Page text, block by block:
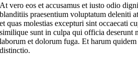
At vero eos et accusamus et iusto odio
blanditiis praesentium voluptatum deleniti
et quas molestias excepturi sint occaecati
similique sunt in culpa qui officia deserunt
laborum et dolorum fuga. Et harum
distinctio.